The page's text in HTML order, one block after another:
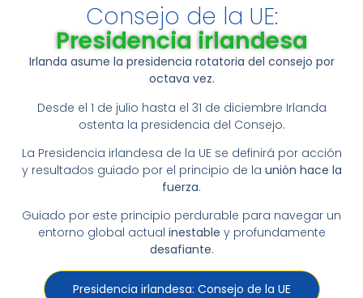
Consejo de la UE:
Presidencia irlandesa
Irlanda asume la presidencia rotatoria del consejo por
octava vez.
Desde el 1 de julio hasta el 31 de diciembre Irlanda
ostenta la presidencia del Consejo.
La Presidencia irlandesa de la UE se definirá por acción
y resultados guiado por el principio de la unión hace la
fuerza.
Guiado por este principio perdurable para navegar un
entorno global actual inestable y profundamente
desafiante.
Presidencia irlandesa: Consejo de la UE